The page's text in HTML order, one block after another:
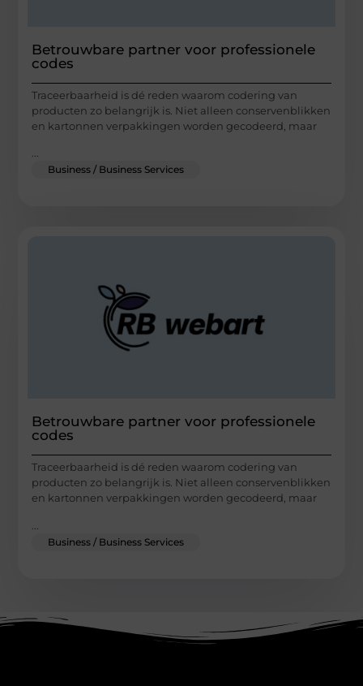
Betrouwbare partner voor professionele
codes
Traceerbaarheid is dé reden waarom codering van
producten zo belangrijk is. Niet alleen conservenblikken
en kartonnen verpakkingen worden gecodeerd, maar
...
Business / Business Services
Betrouwbare partner voor professionele
codes
Traceerbaarheid is dé reden waarom codering van
producten zo belangrijk is. Niet alleen conservenblikken
en kartonnen verpakkingen worden gecodeerd, maar
Business / Business Services